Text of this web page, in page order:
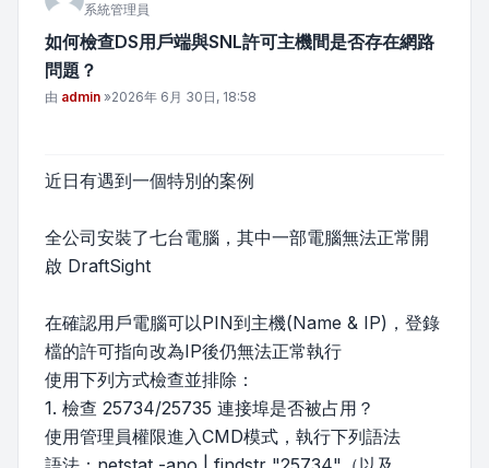
系統管理員
如何檢查DS用戶端與SNL許可主機間是否存在網路
問題？
文章
由 admin »2026年 6月 30日, 18:58
近日有遇到一個特別的案例
全公司安裝了七台電腦，其中一部電腦無法正常開
啟 DraftSight
在確認用戶電腦可以PIN到主機(Name & IP)，登錄
檔的許可指向改為IP後仍無法正常執行
使用下列方式檢查並排除：
1. 檢查 25734/25735 連接埠是否被占用？
使用管理員權限進入CMD模式，執行下列語法